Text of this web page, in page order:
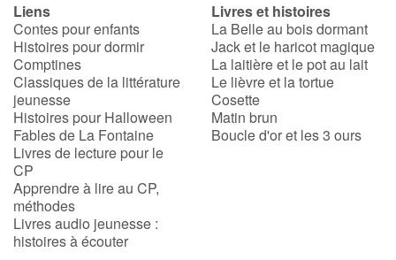
Apprendre à lire
Livre audio
Activités et ateliers
Apprendre les langues
Dyslexie, troubles de la lecture
Nos listes de lecture
Liens
Contes pour enfants
Histoires pour dormir
Comptines
Classiques de la littérature
jeunesse
Histoires pour Halloween
Fables de La Fontaine
Livres de lecture pour le
CP
Apprendre à lire au CP,
méthodes
Livres audio jeunesse :
histoires à écouter
Livres et histoires
La Belle au bois dormant
Jack et le haricot magique
La laitière et le pot au lait
Le lièvre et la tortue
Cosette
Matin brun
Boucle d'or et les 3 ours